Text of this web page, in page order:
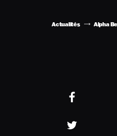
Actualités Alpha